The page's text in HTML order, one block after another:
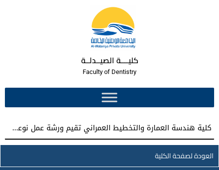
كليــــة الصيــدلــة
Faculty of Dentistry
كلية هندسة العمارة والتخطيط العمراني تقيم ورشة عمل نوعية نحو إعداد مشاريع تخرج معمارية مميزة
العودة لصفحة الكلية